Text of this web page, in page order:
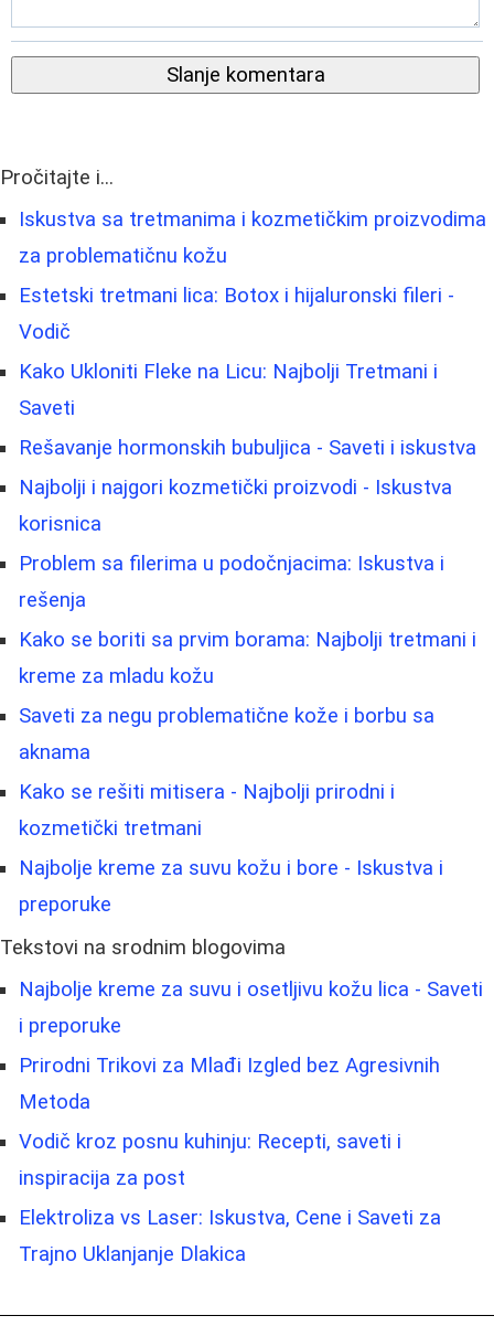
Slanje komentara
Pročitajte i...
Iskustva sa tretmanima i kozmetičkim proizvodima
za problematičnu kožu
Estetski tretmani lica: Botox i hijaluronski fileri -
Vodič
Kako Ukloniti Fleke na Licu: Najbolji Tretmani i
Saveti
Rešavanje hormonskih bubuljica - Saveti i iskustva
Najbolji i najgori kozmetički proizvodi - Iskustva
korisnica
Problem sa filerima u podočnjacima: Iskustva i
rešenja
Kako se boriti sa prvim borama: Najbolji tretmani i
kreme za mladu kožu
Saveti za negu problematične kože i borbu sa
aknama
Kako se rešiti mitisera - Najbolji prirodni i
kozmetički tretmani
Najbolje kreme za suvu kožu i bore - Iskustva i
preporuke
Tekstovi na srodnim blogovima
Najbolje kreme za suvu i osetljivu kožu lica - Saveti
i preporuke
Prirodni Trikovi za Mlađi Izgled bez Agresivnih
Metoda
Vodič kroz posnu kuhinju: Recepti, saveti i
inspiracija za post
Elektroliza vs Laser: Iskustva, Cene i Saveti za
Trajno Uklanjanje Dlakica